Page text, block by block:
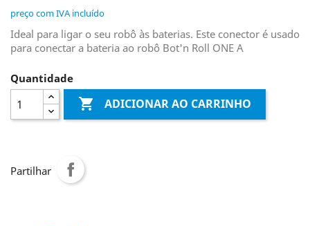
preço com IVA incluído
Ideal para ligar o seu robô às baterias. Este conector é usado
para conectar a bateria ao robô Bot'n Roll ONE A
Quantidade
 ADICIONAR AO CARRINHO
Partilhar